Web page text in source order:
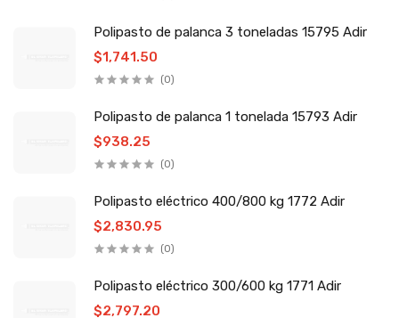
Polipasto de palanca 3 toneladas 15795 Adir
$1,741.50
(0)
Polipasto de palanca 1 tonelada 15793 Adir
$938.25
(0)
Polipasto eléctrico 400/800 kg 1772 Adir
$2,830.95
(0)
Polipasto eléctrico 300/600 kg 1771 Adir
$2,797.20